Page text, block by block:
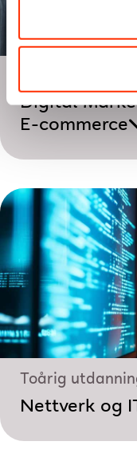
Digital
E-commerce
Toårig
Nettverk og